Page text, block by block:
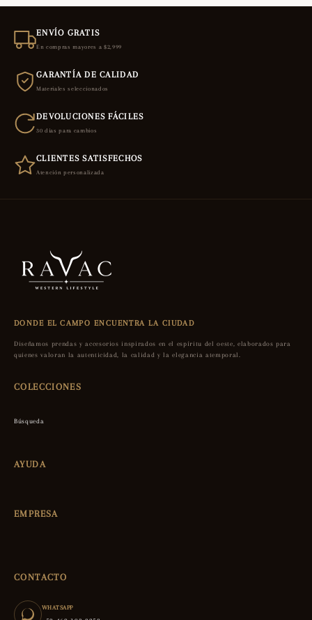
ENVÍO GRATIS
En compras mayores a $2,999
GARANTÍA DE CALIDAD
Materiales seleccionados
DEVOLUCIONES FÁCILES
30 días para cambios
CLIENTES SATISFECHOS
Atención personalizada
DONDE EL CAMPO ENCUENTRA LA CIUDAD
Diseñamos prendas y accesorios inspirados en el espíritu del oeste, elaborados para
quienes valoran la autenticidad, la calidad y la elegancia atemporal.
COLECCIONES
Búsqueda
AYUDA
EMPRESA
CONTACTO
WHATSAPP